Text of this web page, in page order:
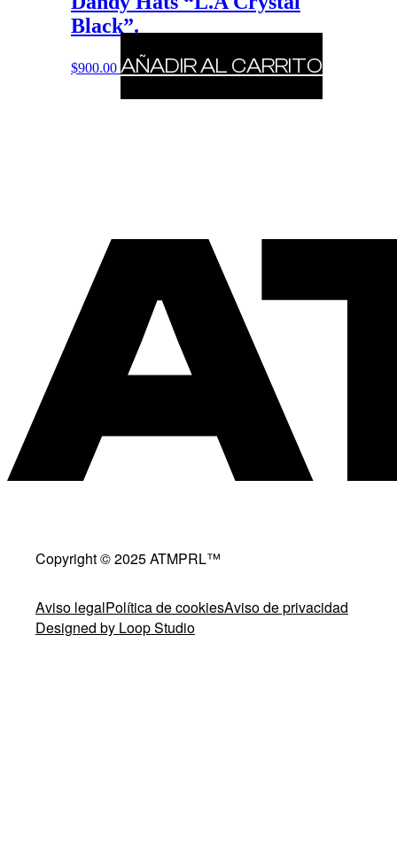
Black”.
$900.00 AÑADIR AL CARRITO
Copyright © 2025 ATMPRL™
Aviso legalPolítica de cookiesAviso de privacidad
Designed by Loop Studio